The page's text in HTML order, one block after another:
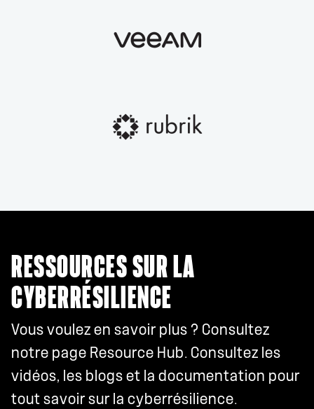
RESSOURCES SUR LA
CYBERRÉSILIENCE
Vous voulez en savoir plus ? Consultez
notre page Resource Hub. Consultez les
vidéos, les blogs et la documentation pour
tout savoir sur la cyberrésilience.